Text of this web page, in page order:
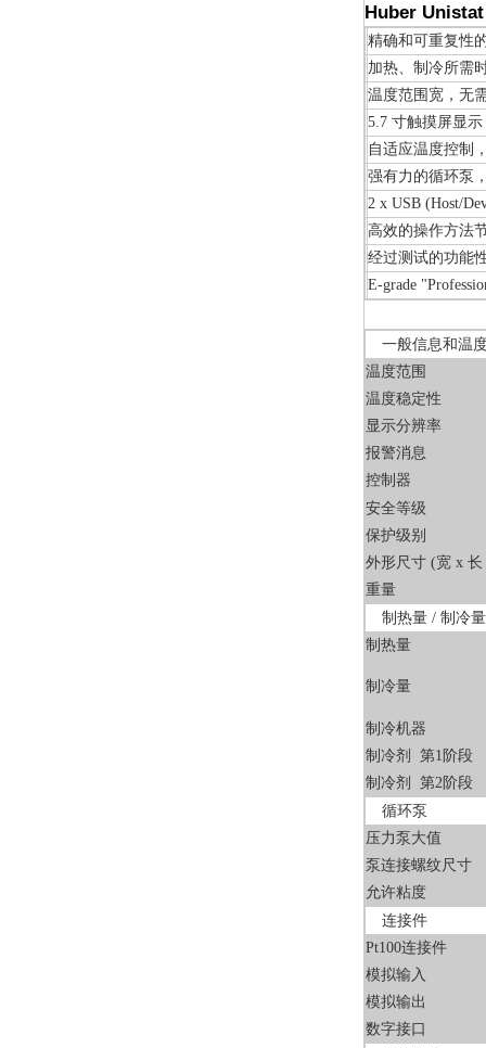
Huber
精确和可重复性
加热、制冷所需
温度范围宽，无
5.7 寸触摸屏显
自适应温度控制
强有力的循环泵
2 x USB (Host/
高效的操作方法
经过测试的功能
E-grade
一般信息和温
温度范围
温度稳定性
显示分辨率
报警消息
控制器
安全等级
保护级别
外形尺寸 (宽 x
重量
制热量 / 制冷量
制热量
制冷量
制冷机器
制冷剂 第1阶段
制冷剂 第2阶段
循环泵
压力泵大值
泵连接螺纹尺寸
允许粘度
连接件
Pt100连接件
模拟输入
模拟输出
数字接口